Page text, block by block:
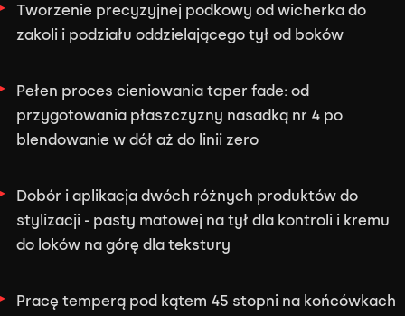
Tworzenie precyzyjnej podkowy od wicherka do
zakoli i podziału oddzielającego tył od boków
Pełen proces cieniowania taper fade: od
przygotowania płaszczyzny nasadką nr 4 po
blendowanie w dół aż do linii zero
Dobór i aplikacja dwóch różnych produktów do
stylizacji - pasty matowej na tył dla kontroli i kremu
do loków na górę dla tekstury
Pracę temperą pod kątem 45 stopni na końcówkach